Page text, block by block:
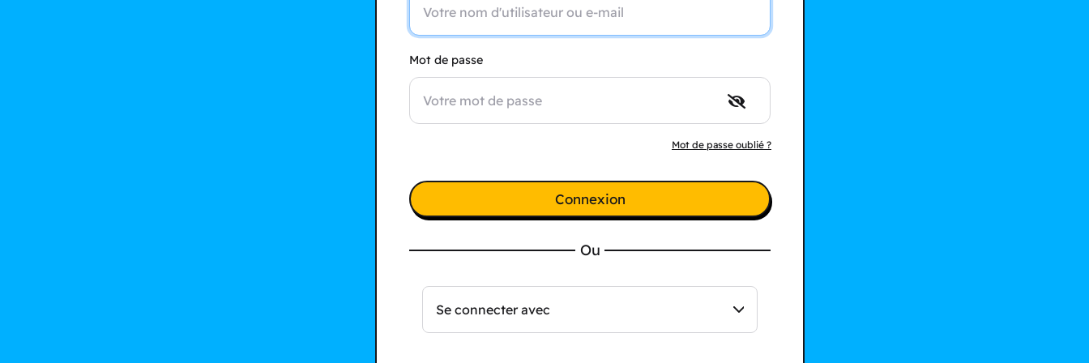
Mot de passe
Mot de passe oublié ?
Connexion
Ou
Se connecter avec